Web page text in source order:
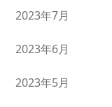
2023年7月
2023年6月
2023年5月